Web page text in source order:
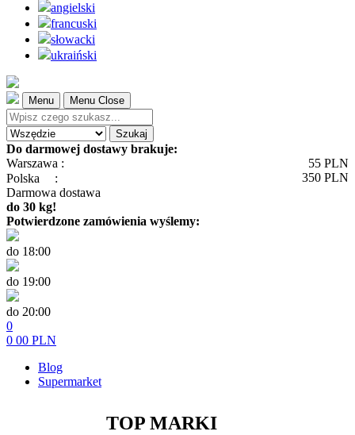
angielski
francuski
słowacki
ukraiński
Menu Menu Close
Szukaj
Do darmowej dostawy brakuje:
Warszawa :
55 PLN
Polska
: 350 PLN
Darmowa dostawa
do 30 kg!
Potwierdzone zamówienia wyślemy:
do 18:00
do 19:00
do 20:00
0
0 00 PLN
Blog
Supermarket
TOP MARKI